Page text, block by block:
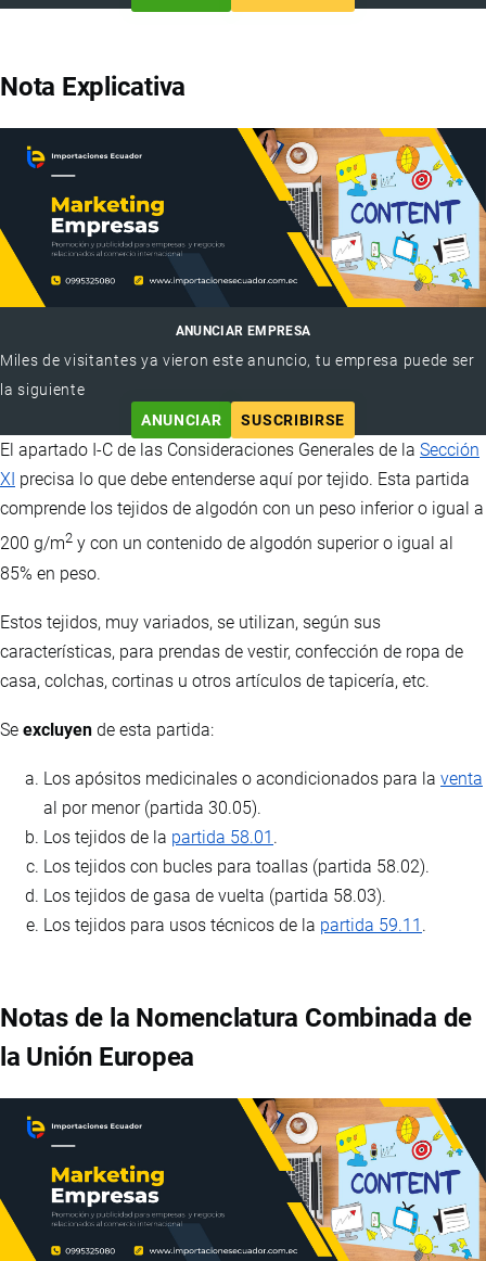
Nota Explicativa
ANUNCIAR EMPRESA
Miles de visitantes ya vieron este anuncio, tu empresa puede ser
la siguiente
ANUNCIAR
SUSCRIBIRSE
El apartado I-C de las Consideraciones Generales de la Sección
XI precisa lo que debe entenderse aquí por tejido. Esta partida
comprende los tejidos de algodón con un peso inferior o igual a
200 g/m2 y con un contenido de algodón superior o igual al
85% en peso.
Estos tejidos, muy variados, se utilizan, según sus
características, para prendas de vestir, confección de ropa de
casa, colchas, cortinas u otros artículos de tapicería, etc.
Se excluyen de esta partida:
Los apósitos medicinales o acondicionados para la venta
al por menor (partida 30.05).
Los tejidos de la partida 58.01 .
Los tejidos con bucles para toallas (partida 58.02).
Los tejidos de gasa de vuelta (partida 58.03).
Los tejidos para usos técnicos de la partida 59.11 .
Notas de la Nomenclatura Combinada de
la Unión Europea